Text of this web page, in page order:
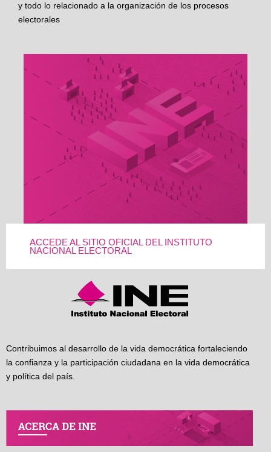
y todo lo relacionado a la organización de los procesos
electorales
ACCEDE AL SITIO OFICIAL DEL INSTITUTO
NACIONAL ELECTORAL
Contribuimos al desarrollo de la vida democrática fortaleciendo
la confianza y la participación ciudadana en la vida democrática
y política del país.